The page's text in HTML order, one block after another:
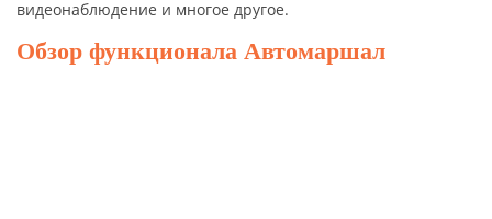
видеонаблюдение и многое другое.
Обзор функционала Автомаршал